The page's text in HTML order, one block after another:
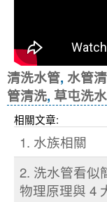
清洗水管, 水管
管清洗, 草屯洗
相關文章:
1. 水族相關
2. 洗水管看似
物理原理與 4